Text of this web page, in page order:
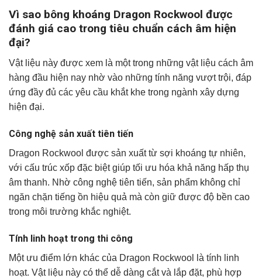
Vì sao bông khoáng Dragon Rockwool được
đánh giá cao trong tiêu chuẩn cách âm hiện
đại?
Vật liệu này được xem là một trong những vật liệu cách âm
hàng đầu hiện nay nhờ vào những tính năng vượt trội, đáp
ứng đầy đủ các yêu cầu khắt khe trong ngành xây dựng
hiện đại.
Công nghệ sản xuất tiên tiến
Dragon Rockwool được sản xuất từ sợi khoáng tự nhiên,
với cấu trúc xốp đặc biệt giúp tối ưu hóa khả năng hấp thụ
âm thanh. Nhờ công nghệ tiên tiến, sản phẩm không chỉ
ngăn chặn tiếng ồn hiệu quả mà còn giữ được độ bền cao
trong môi trường khắc nghiệt.
Tính linh hoạt trong thi công
Một ưu điểm lớn khác của Dragon Rockwool là tính linh
hoạt. Vật liệu này có thể dễ dàng cắt và lắp đặt, phù hợp